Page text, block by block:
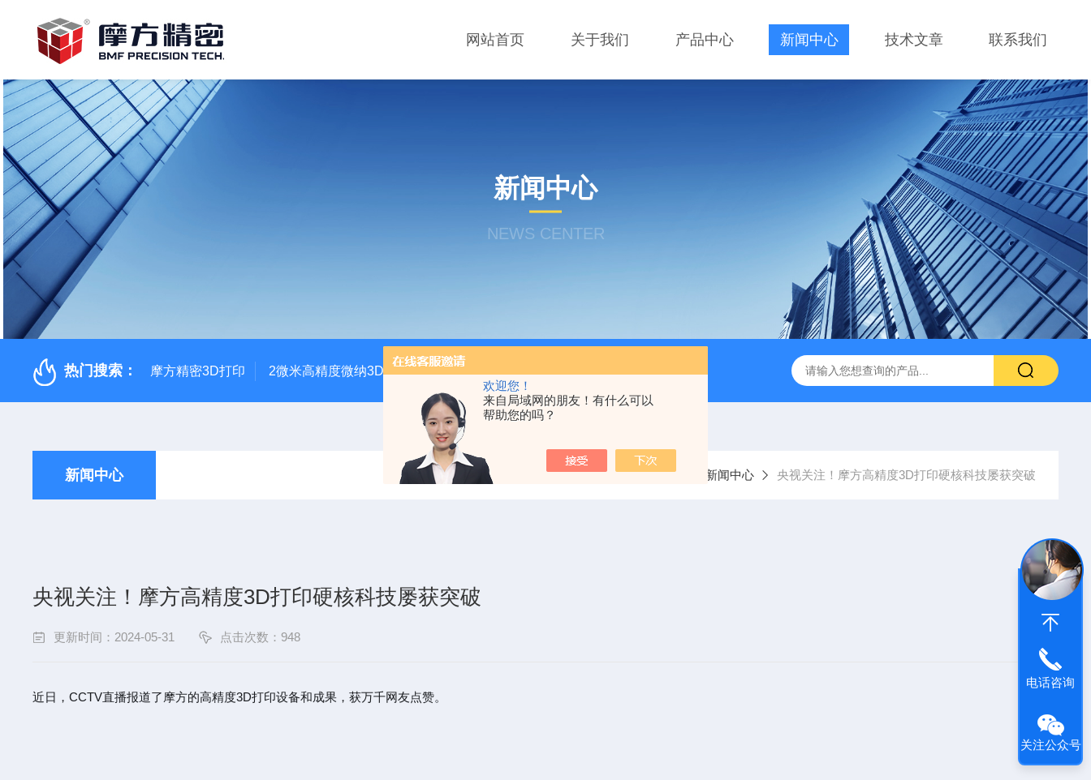
欢迎您！
来自局域网的朋友！有什么可以
帮助您的吗？
网站首页 关于我们 产品中心 新闻中心 技术文章 联系我们
新闻中心
NEWS CENTER
热门搜索： 摩方精密3D打印 2微米高精度微纳3D打印系统 microArch S240A10μm高精度微纳3D打印 器官芯片3d打印 nanoArch P14010μm精度微纳3D打印系统
新闻中心 当前位置：首页 新闻中心 央视关注！摩方高精度3D打印硬核科技屡获突破
央视关注！摩方高精度3D打印硬核科技屡获突破
更新时间：2024-05-31 点击次数：948
近日，CCTV直播报道了摩方的高精度3D打印设备和成果，获万千网友点赞。
电话咨询
关注公众号